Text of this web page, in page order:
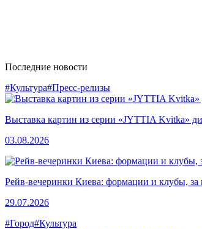
Последние новости
#Культура#Пресс-релизы
Выставка картин из серии «JYTTIA Kvitka»
03.08.2026
Рейв-вечеринки Киева: формации и клубы, за
29.07.2026
#Город#Культура